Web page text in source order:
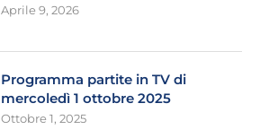
Aprile 9, 2026
Programma partite in TV di
mercoledì 1 ottobre 2025
Ottobre 1, 2025